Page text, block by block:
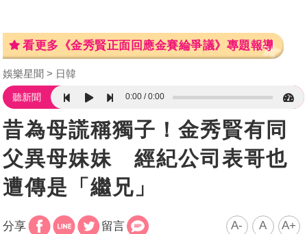
看更多《金秀賢正面回應金賽綸爭議》專題報導
娛樂星聞 日韓
聽新聞 0:00 0:00
昔為母謊稱獨子！金秀賢有同
父異母妹妹 經紀公司表哥也
遭傳是「繼兄」
分享 留言 A- A A+